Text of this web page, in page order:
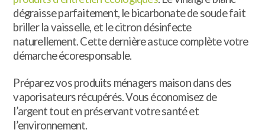
dégraisse parfaitement, le bicarbonate de soude fait
briller la vaisselle, et le citron désinfecte
naturellement. Cette dernière astuce complète votre
démarche écoresponsable.
Préparez vos produits ménagers maison dans des
vaporisateurs récupérés. Vous économisez de
l’argent tout en préservant votre santé et
l’environnement.